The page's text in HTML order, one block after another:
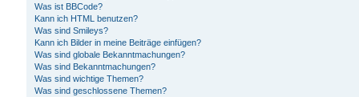
Was ist BBCode?
Kann ich HTML benutzen?
Was sind Smileys?
Kann ich Bilder in meine Beiträge einfügen?
Was sind globale Bekanntmachungen?
Was sind Bekanntmachungen?
Was sind wichtige Themen?
Was sind geschlossene Themen?